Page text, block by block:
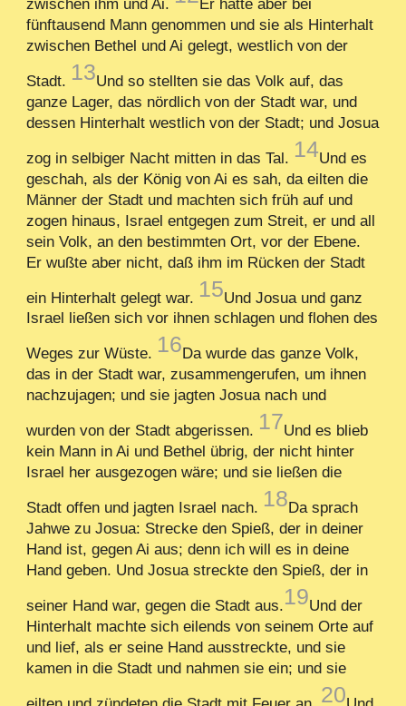
zwischen ihm und Ai.
Er hatte aber bei
fünftausend Mann genommen und sie als Hinterhalt
zwischen Bethel und Ai gelegt, westlich von der
Stadt. 13Und so stellten sie das Volk auf, das
ganze Lager, das nördlich von der Stadt war, und
dessen Hinterhalt westlich von der Stadt; und Josua
zog in selbiger Nacht mitten in das Tal. 14Und es
geschah, als der König von Ai es sah, da eilten die
Männer der Stadt und machten sich früh auf und
zogen hinaus, Israel entgegen zum Streit, er und all
sein Volk, an den bestimmten Ort, vor der Ebene.
Er wußte aber nicht, daß ihm im Rücken der Stadt
ein Hinterhalt gelegt war. 15Und Josua und ganz
Israel ließen sich vor ihnen schlagen und flohen des
Weges zur Wüste. 16Da wurde das ganze Volk,
das in der Stadt war, zusammengerufen, um ihnen
nachzujagen; und sie jagten Josua nach und
wurden von der Stadt abgerissen. 17Und es blieb
kein Mann in Ai und Bethel übrig, der nicht hinter
Israel her ausgezogen wäre; und sie ließen die
Stadt offen und jagten Israel nach. 18Da sprach
Jahwe zu Josua: Strecke den Spieß, der in deiner
Hand ist, gegen Ai aus; denn ich will es in deine
Hand geben. Und Josua streckte den Spieß, der in
seiner Hand war, gegen die Stadt aus.19Und der
Hinterhalt machte sich eilends von seinem Orte auf
und lief, als er seine Hand ausstreckte, und sie
kamen in die Stadt und nahmen sie ein; und sie
20